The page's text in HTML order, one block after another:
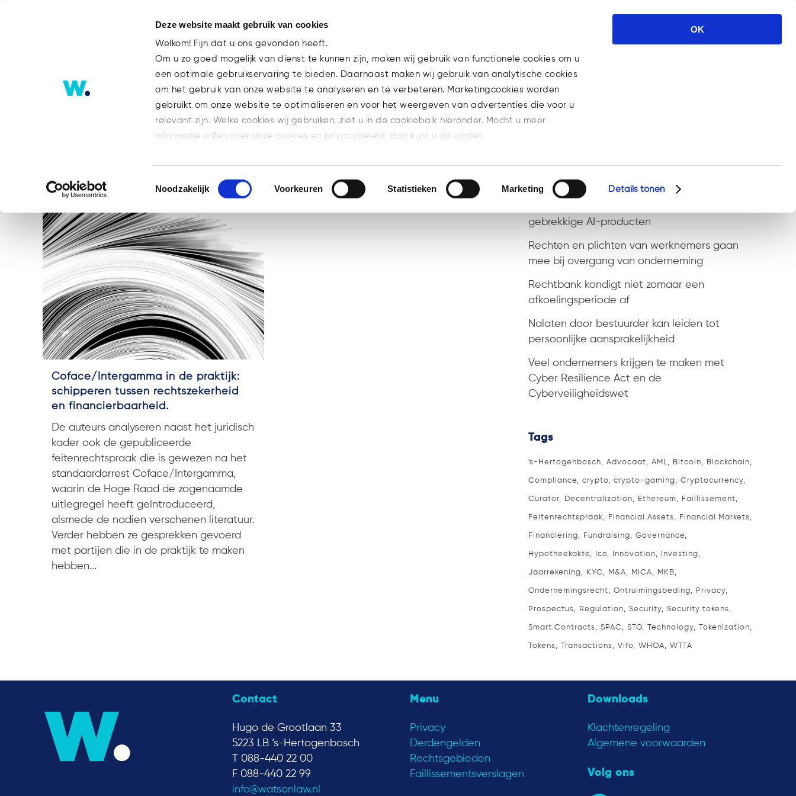
Deze website maakt gebruik van cookies
Welkom! Fijn dat u ons gevonden heeft.
Om u zo goed mogelijk van dienst te kunnen zijn, maken wij gebruik van functionele cookies om u
een optimale gebruikservaring te bieden. Daarnaast maken wij gebruik van analytische cookies
om het gebruik van onze website te analyseren en te verbeteren. Marketingcookies worden
gebruikt om onze website te optimaliseren en voor het weergeven van advertenties die voor u
relevant zijn. Welke cookies wij gebruiken, ziet u in de cookiebalk hieronder. Mocht u meer
informatie willen over onze cookies en privacybeleid, dan kunt u dit vinden
Geef a.u.b. hieronder aan welke cookies u accepteert.
Toestemmingsselectie
Noodzakelijk Voorkeuren Statistieken Marketing Details tonen
OK
Contact
Hoge Raad Tag
BLOG FINANCE BRANCHE CARRIERE
EXPERTISE
GEEN ONDERDEEL VAN EEN CATEGORIE
MICA NIEUWS
PUBLICATIES
Coface/Intergamma in de praktijk:
schipperen tussen rechtszekerheid
en financierbaarheid.
De auteurs analyseren naast het juridisch
kader ook de gepubliceerde
feitenrechtspraak die is gewezen na het
standaardarrest Coface/Intergamma,
waarin de Hoge Raad de zogenaamde
uitlegregel heeft geïntroduceerd,
alsmede de nadien verschenen literatuur.
Verder hebben ze gesprekken gevoerd
met partijen die in de praktijk te maken
hebben...
Recent Posts
gebrekkige AI-producten
Rechten en plichten van werknemers gaan
mee bij overgang van onderneming
Rechtbank kondigt niet zomaar een
afkoelingsperiode af
Nalaten door bestuurder kan leiden tot
persoonlijke aansprakelijkheid
Veel ondernemers krijgen te maken met
Cyber Resilience Act en de
Cyberveiligheidswet
Tags
's-Hertogenbosch Advocaat AML Bitcoin Blockchain
Compliance crypto crypto-gaming Cryptocurrency
Curator Decentralization Ethereum Faillissement
Feitenrechtspraak Financial Assets Financial Markets
Financiering Fundraising Governance
Hypotheekakte Ico Innovation Investing
Jaarrekening KYC M&A MiCA MKB
Ondernemingsrecht Ontruimingsbeding Privacy
Prospectus Regulation Security Security tokens
Smart Contracts SPAC STO Technology Tokenization
Tokens Transactions Vifo WHOA WTTA
Contact
Hugo de Grootlaan 33
5223 LB ‘s-Hertogenbosch
T 088-440 22 00
F 088-440 22 99
info@watsonlaw.nl
Menu
Privacy
Derdengelden
Rechtsgebieden
Faillissementsverslagen
Downloads
Klachtenregeling
Algemene voorwaarden
Volg ons